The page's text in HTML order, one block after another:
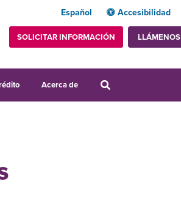
Español Accesibilidad
SOLICITAR INFORMACIÓN LLÁMENOS
Acerca de